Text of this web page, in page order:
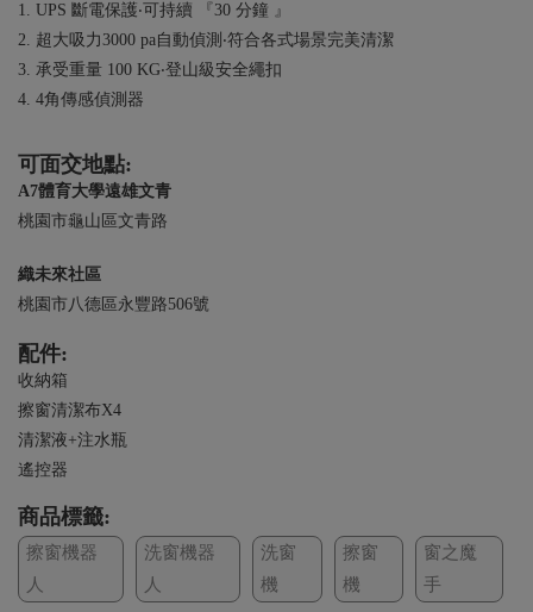
1. UPS 斷電保護‧可持續 『30 分鐘 』
2. 超大吸力3000 pa自動偵測‧符合各式場景完美清潔
3. 承受重量 100 KG‧登山級安全繩扣
4. 4角傳感偵測器
可面交地點:
A7體育大學遠雄文青
桃園市龜山區文青路
織未來社區
桃園市八德區永豐路506號
配件:
收納箱
擦窗清潔布X4
清潔液+注水瓶
遙控器
商品標籤:
擦窗機器
人
洗窗機器
人
洗窗
機
擦窗
機
窗之魔
手